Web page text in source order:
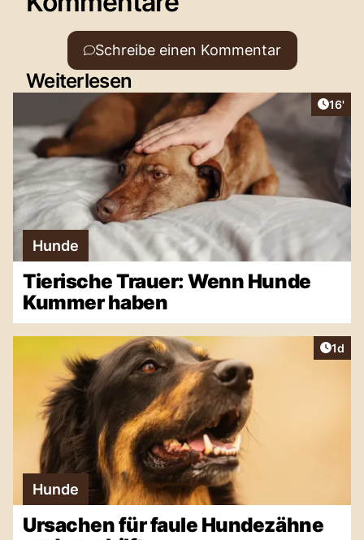
Schreibe einen Kommentar
Weiterlesen
16'
Hunde
Tierische Trauer: Wenn Hunde
Kummer haben
1d
Hunde
Ursachen für faule Hundezähne